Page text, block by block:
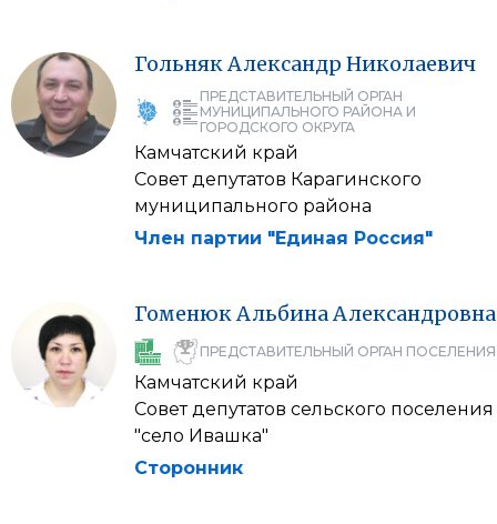
ГольнякАлександр Николаевич
ПРЕДСТАВИТЕЛЬНЫЙ ОРГАН
МУНИЦИПАЛЬНОГО РАЙОНА И
ГОРОДСКОГО ОКРУГА
Камчатский край
Совет депутатов Карагинского
муниципального района
Член партии "Единая Россия"
ГоменюкАльбинаАлександровна
ПРЕДСТАВИТЕЛЬНЫЙ ОРГАН ПОСЕЛЕНИЯ
Камчатский край
Совет депутатов сельского поселения
"село Ивашка"
Сторонник